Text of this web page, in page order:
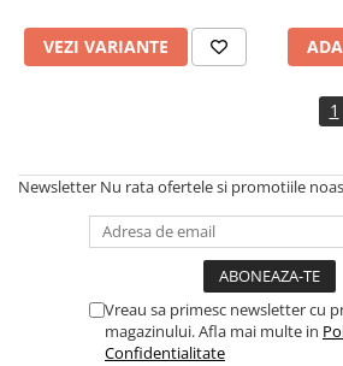
Markere whiteboard
Markere textile
Pixuri si rezerve
Instrumente pentru proiectare
Accesorii de birou
VEZI VARIANTE
1
Newsletter Nu rata ofertele si promotiile
Vreau sa primesc newsletter cu
magazinului. Afla mai multe in
Confidentialitate